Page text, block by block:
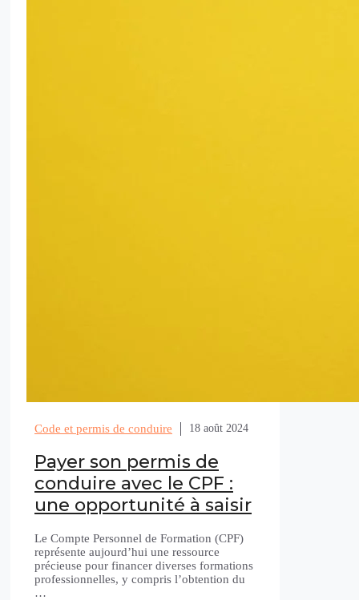
Code et permis de conduire 18 août 2024
Payer son permis de
conduire avec le CPF :
une opportunité à saisir
Le Compte Personnel de Formation (CPF)
représente aujourd’hui une ressource
précieuse pour financer diverses formations
professionnelles, y compris l’obtention du
…